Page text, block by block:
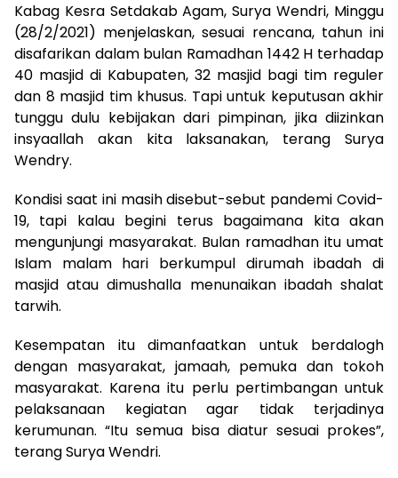
Kabag Kesra Setdakab Agam, Surya Wendri, Minggu
(28/2/2021) menjelaskan, sesuai rencana, tahun ini
disafarikan dalam bulan Ramadhan 1442 H terhadap
40 masjid di Kabupaten, 32 masjid bagi tim reguler
dan 8 masjid tim khusus. Tapi untuk keputusan akhir
tunggu dulu kebijakan dari pimpinan, jika diizinkan
insyaallah akan kita laksanakan, terang Surya
Wendry.
Kondisi saat ini masih disebut-sebut pandemi Covid-
19, tapi kalau begini terus bagaimana kita akan
mengunjungi masyarakat. Bulan ramadhan itu umat
Islam malam hari berkumpul dirumah ibadah di
masjid atau dimushalla menunaikan ibadah shalat
tarwih.
Kesempatan itu dimanfaatkan untuk berdalogh
dengan masyarakat, jamaah, pemuka dan tokoh
masyarakat. Karena itu perlu pertimbangan untuk
pelaksanaan kegiatan agar tidak terjadinya
kerumunan. “Itu semua bisa diatur sesuai prokes”,
terang Surya Wendri.